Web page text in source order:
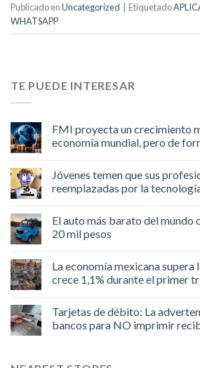
Publicado enUncategorized | Etiquetado
WHATSAPP
TE PUEDE INTERESAR
FMI proyecta un crecimiento
economía mundial, pero de
Jóvenes temen que sus
reemplazadas por la
El auto más barato del mundo
20 mil pesos
La economía mexicana supera
crece 1,1% durante el primer
Tarjetas de débito: La
bancos para NO imprimir